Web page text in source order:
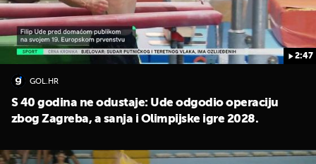
2:47
GOL.HR
S 40 godina ne odustaje: Ude odgodio operaciju
zbog Zagreba, a sanja i Olimpijske igre 2028.